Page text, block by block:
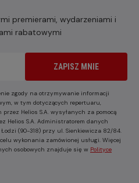
premierami, wydarzeniami i
rabatowymi
ZAPISZ MNIE
zgody na otrzymywanie informacji
w tym dotyczących repertuaru,
Helios S.A. wysyłanych za pomocą
Helios S.A. Administratorem danych
(90-318) przy ul. Sienkiewicza 82/84.
wykonania zamówionej usługi. Więcej
osobowych znajduje się w Polityce